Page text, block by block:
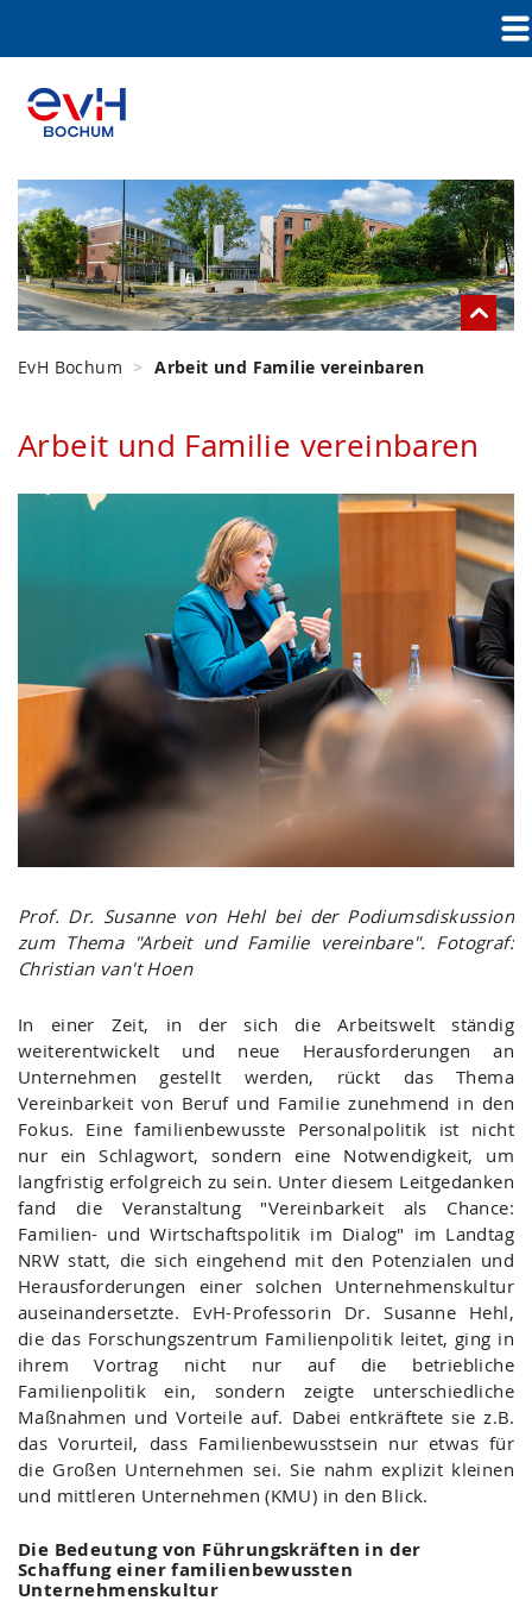
EvH Bochum Arbeit und Familie vereinbaren
Arbeit und Familie vereinbaren
Prof. Dr. Susanne von Hehl bei der Podiumsdiskussion
zum Thema "Arbeit und Familie vereinbare". Fotograf:
Christian van't Hoen
In einer Zeit, in der sich die Arbeitswelt ständig
weiterentwickelt und neue Herausforderungen an
Unternehmen gestellt werden, rückt das Thema
Vereinbarkeit von Beruf und Familie zunehmend in den
Fokus. Eine familienbewusste Personalpolitik ist nicht
nur ein Schlagwort, sondern eine Notwendigkeit, um
langfristig erfolgreich zu sein. Unter diesem Leitgedanken
fand die Veranstaltung "Vereinbarkeit als Chance:
Familien- und Wirtschaftspolitik im Dialog" im Landtag
NRW statt, die sich eingehend mit den Potenzialen und
Herausforderungen einer solchen Unternehmenskultur
auseinandersetzte. EvH-Professorin Dr. Susanne Hehl,
die das Forschungszentrum Familienpolitik leitet, ging in
ihrem Vortrag nicht nur auf die betriebliche
Familienpolitik ein, sondern zeigte unterschiedliche
Maßnahmen und Vorteile auf. Dabei entkräftete sie z.B.
das Vorurteil, dass Familienbewusstsein nur etwas für
die Großen Unternehmen sei. Sie nahm explizit kleinen
und mittleren Unternehmen (KMU) in den Blick.
Die Bedeutung von Führungskräften in der
Schaffung einer familienbewussten
Unternehmenskultur